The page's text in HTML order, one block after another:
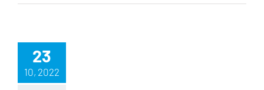
und
Leif-
Erik
Holm
in
23
10, 2022